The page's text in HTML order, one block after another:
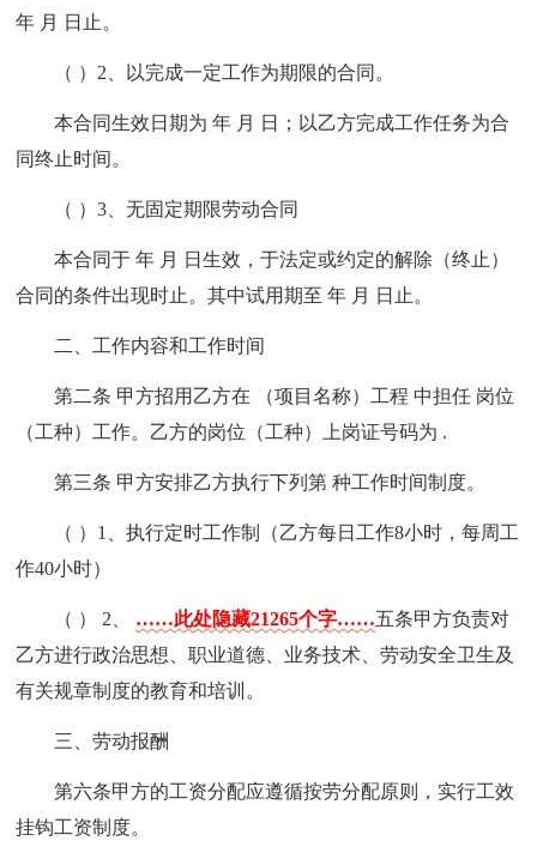
年 月 日止。
（ ）2、以完成一定工作为期限的合同。
本合同生效日期为 年 月 日；以乙方完成工作任务为合
同终止时间。
（ ）3、无固定期限劳动合同
本合同于 年 月 日生效，于法定或约定的解除（终止）
合同的条件出现时止。其中试用期至 年 月 日止。
二、工作内容和工作时间
第二条 甲方招用乙方在 （项目名称）工程 中担任 岗位
（工种）工作。乙方的岗位（工种）上岗证号码为 .
第三条 甲方安排乙方执行下列第 种工作时间制度。
（ ）1、执行定时工作制（乙方每日工作8小时，每周工
作40小时）
（ ） 2、 ……此处隐藏21265个字……五条甲方负责对
乙方进行政治思想、职业道德、业务技术、劳动安全卫生及
有关规章制度的教育和培训。
三、劳动报酬
第六条甲方的工资分配应遵循按劳分配原则，实行工效
挂钩工资制度。